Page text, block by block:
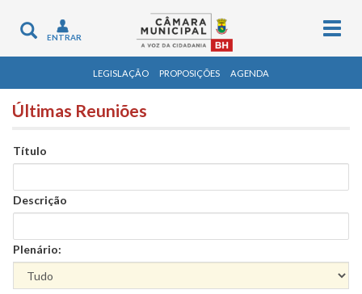
Toggle
navigation
ENTRAR
LEGISLAÇÃO PROPOSIÇÕES AGENDA
Últimas Reuniões
Título
Descrição
Plenário: